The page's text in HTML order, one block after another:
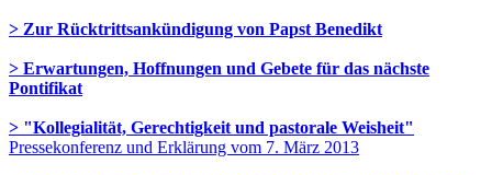
> Zur Rücktrittsankündigung von Papst Benedikt
> Erwartungen, Hoffnungen und Gebete für das nächste
Pontifikat
> "Kollegialität, Gerechtigkeit und pastorale Weisheit"
Pressekonferenz und Erklärung vom 7. März 2013